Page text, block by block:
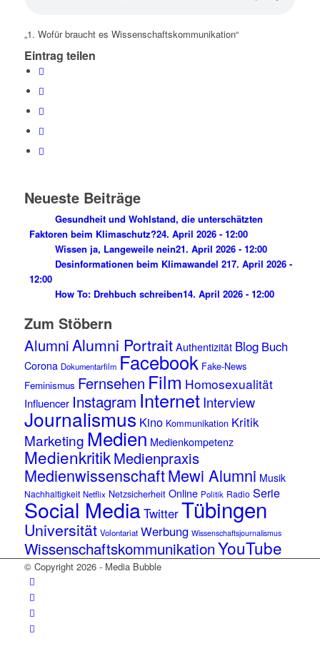
„1. Wofür braucht es Wissenschaftskommunikation“
Eintrag teilen
Neueste Beiträge
Gesundheit und Wohlstand, die unterschätzten
Faktoren beim Klimaschutz?24. April 2026 - 12:00
Wissen ja, Langeweile nein21. April 2026 - 12:00
Desinformationen beim Klimawandel 217. April 2026 -
12:00
How To: Drehbuch schreiben14. April 2026 - 12:00
Zum Stöbern
AlumniAlumni Portrait Authentizität Blog Buch
Corona Dokumentarfilm Facebook Fake-News
Feminismus Fernsehen Film Homosexualität
Influencer Instagram Internet Interview
Journalismus Kino Kommunikation Kritik
Marketing Medien Medienkompetenz
MedienkritikMedienpraxis
MedienwissenschaftMewi Alumni Musik
Nachhaltigkeit Netflix Netzsicherheit Online Politik Radio Serie
Social MediaTwitterTübingen
Universität Volontariat Werbung Wissenschaftsjournalismus
WissenschaftskommunikationYouTube
© Copyright 2026 - Media Bubble